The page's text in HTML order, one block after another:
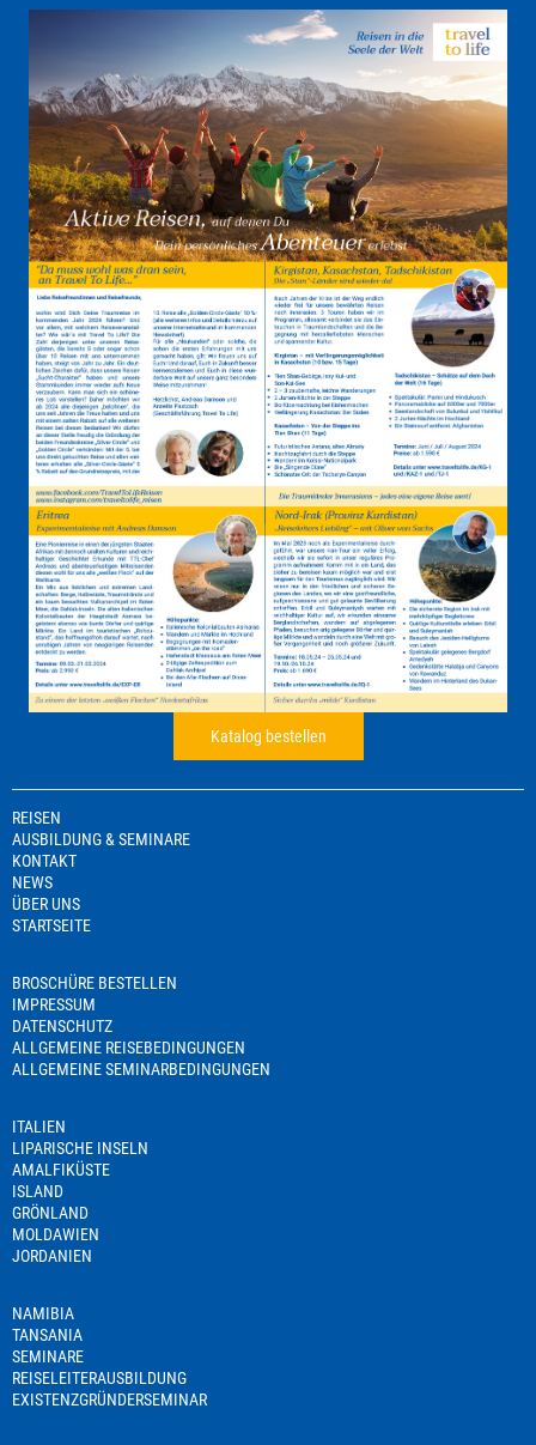
Katalog bestellen
REISEN
AUSBILDUNG & SEMINARE
KONTAKT
NEWS
ÜBER UNS
STARTSEITE
BROSCHÜRE BESTELLEN
IMPRESSUM
DATENSCHUTZ
ALLGEMEINE REISEBEDINGUNGEN
ALLGEMEINE SEMINARBEDINGUNGEN
ITALIEN
LIPARISCHE INSELN
AMALFIKÜSTE
ISLAND
GRÖNLAND
MOLDAWIEN
JORDANIEN
NAMIBIA
TANSANIA
SEMINARE
REISELEITERAUSBILDUNG
EXISTENZGRÜNDERSEMINAR